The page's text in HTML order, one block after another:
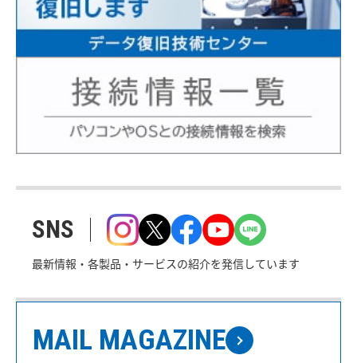
SNS
最新情報・各製品・サービスの紹介を発信しています
MAIL MAGAZINE